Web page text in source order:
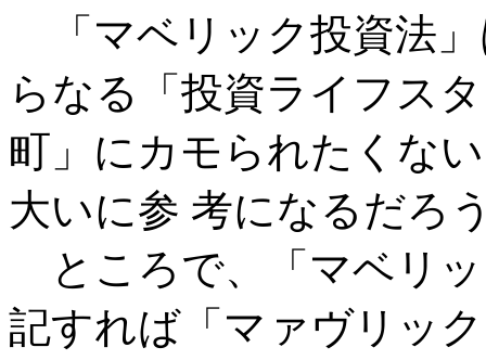
「マベリック投資法
らなる「投資ライフス
町」にカモられたくな
大いに参 考になるだろ
ところで、「マベリ
記すれば「マァヴリッ